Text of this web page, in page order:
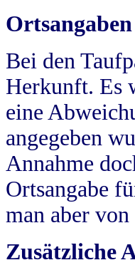
Bei den
Herkunft. Es
eine
angegeben
Annahme
Ortsangabe
man aber
Zusätzliche